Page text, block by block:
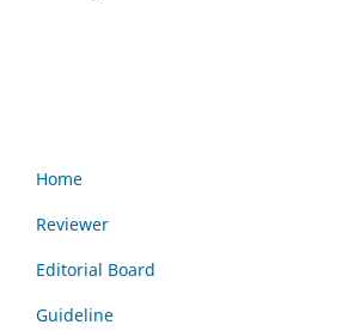
Home
Reviewer
Editorial Board
Guideline